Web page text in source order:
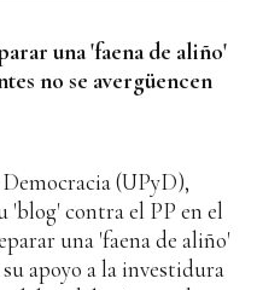
una 'faena de aliño'
no se avergüencen
(UPyD),
'blog' contra el PP en el
una 'faena de aliño'
apoyo a la investidura